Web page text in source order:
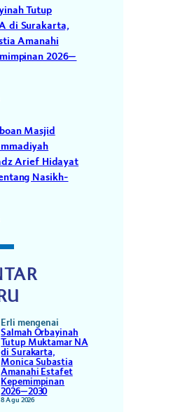
Tutup
di Surakarta,
Amanahi
2026–
Masjid
Arief Hidayat
Nasikh-
Erli mengenai
Salmah Orbayinah
Tutup Muktamar NA
di Surakarta,
Monica Subastia
Amanahi Estafet
Kepemimpinan
2026–2030
8 Agu 2026